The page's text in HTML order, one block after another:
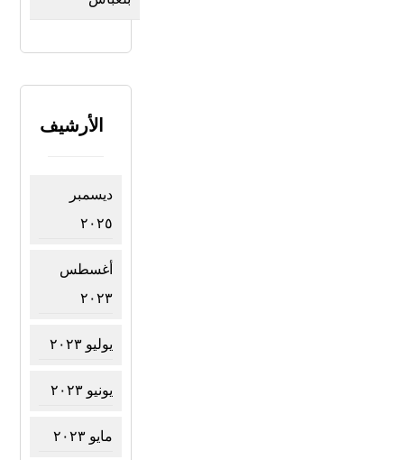
الأرشيف
ديسمبر
٢٠٢٥
أغسطس
٢٠٢٣
يوليو ٢٠٢٣
يونيو ٢٠٢٣
مايو ٢٠٢٣